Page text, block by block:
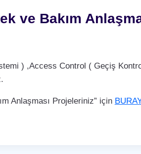
ve Bakım
) ,Access Control ( Geçiş
Anlaşması Projeleriniz” için